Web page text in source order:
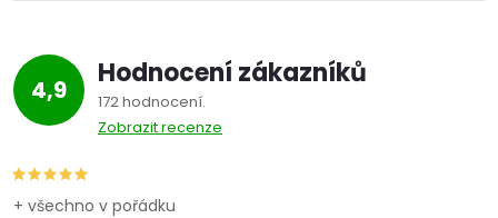
4,9 Hodnocení zákazníků
172 hodnocení
Zobrazit recenze
+ všechno v pořádku